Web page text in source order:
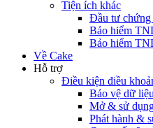
Tiện ích khác
Đầu tư chứng
Bảo hiểm
Bảo hiểm
Về Cake
Hỗ trợ
Điều kiện điều
Bảo vệ dữ
Mở & sử
Phát hành &